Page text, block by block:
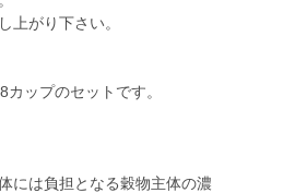
上がり下さい。
ップのセットです。
には負担となる穀物主体の濃